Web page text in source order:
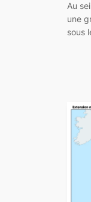
Au
une
sous